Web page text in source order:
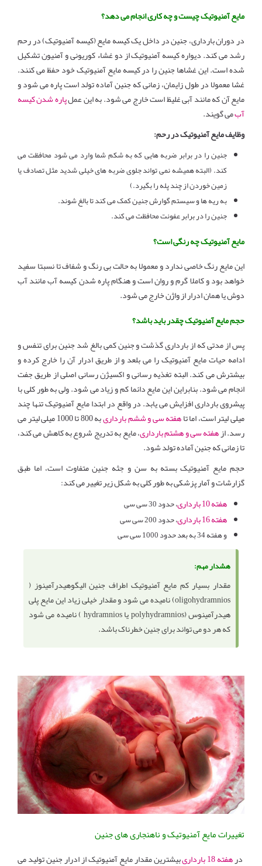
مایع آمنیوتیک چیست و چه کاری انجام می دهد؟
در دوران بارداری، جنین در داخل یک کیسه مایع (کیسه آمنیوتیک) در رحم
رشد می کند. دیواره کیسه آمنیوتیک از دو غشاء کوریونی و آمنیون تشکیل
شده است. این غشاها جنین را در کیسه مایع آمنیوتیک خود حفظ می کنند.
غشا معمولا در طول زایمان، زمانی که جنین آماده تولد است پاره می شود و
مایع آن که مانند آبی غلیظ است خارج می شود. به این عملپاره شدن کیسه
آبمی گویند.
وظایف مایع آمنیوتیک در رحم:
جنین را در برابر ضربه هایی که به شکم شما وارد می شود محافظت می
کند. (البته همیشه نمی تواند جلوی ضربه های خیلی شدید مثل تصادف یا
زمین خوردن از چند پله را بگیرد.)
به ریه ها و سیستم گوارش جنین کمک می کند تا بالغ شوند.
جنین را در برابر عفونت محافظت می کند.
مایع آمنیوتیک چه رنگی است؟
این مایع رنگ خاصی ندارد و معمولا به حالت بی رنگ و شفاف تا نسبتا سفید
خواهد بود و کاملا گرم و روان است و هنگام پاره شدن کیسه آب مانند آب
دوش یا همان ادرار از واژن خارج می شود.
حجم مایع آمنیوتیک چقدر باید باشد؟
پس از مدتی که از بارداری گذشت و جنین کمی بالغ شد جنین برای تنفس و
ادامه حیات مایع آمنیوتیک را می بلعد و از طریق ادرار آن را خارج کرده و
بیشترش می کند. البته تغذیه رسانی و اکسیژن رسانی اصلی از طریق جفت
انجام می شود. بنابراین این مایع دائما کم و زیاد می شود. ولی به طور کلی با
پیشروی بارداری افزایش می یابد. در واقع در ابتدا مایع آمنیوتیک تنها چند
میلی لیتر است، اما تاهفته سی و ششم بارداری
به 800 تا 1000 میلی لیتر می
رسد. ازهفته سی و هشتم بارداری، مایع به تدریج شروع به کاهش می کند،
تا زمانی که جنین آماده تولد شود.
حجم مایع آمنیوتیک بسته به سن و جثه جنین متفاوت است، اما طبق
گزارشات و آمار پزشکی به طور کلی به شکل زیر تغییر می کند:
هفته 10 بارداری
، حدود 30 سی سی
هفته 16 بارداری
، حدود 200 سی سی
و هفته 34 به بعد حدود 1000 سی سی
هشدار مهم:
مقدار بسیار کم مایع آمنیوتیک اطراف جنین الیگوهیدرآمینوز (
oligohydramnios) نامیده می شود و مقدار خیلی زیاد این مایع پلی‌
هیدرآمینوس (polyhydramnios یا hydramnios ) نامیده می شود
که هر دو می تواند برای جنین خطرناک باشد.
تغییرات مایع آمنیوتیک و ناهنجاری های جنین
درهفته 18 بارداری
بیشترین مقدار مایع آمنیوتیک از ادرار جنین تولید می